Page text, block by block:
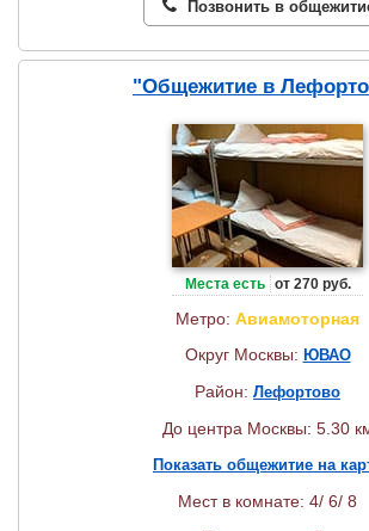
Позвонить в
"Общежитие в
Места есть от 270 руб.
Метро: Авиамоторная
Округ Москвы: ЮВАО
Район: Лефортово
До центра Москвы: 5.30
Показать общежитие на
Мест в комнате: 4/ 6/ 8